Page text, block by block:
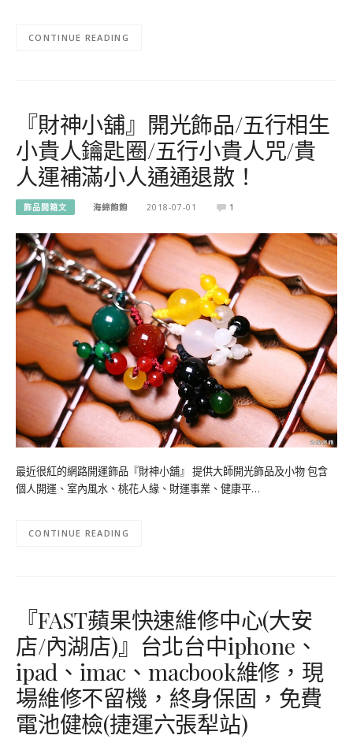
CONTINUE READING
『財神小舖』開光飾品/五行相生
小貴人鑰匙圈/五行小貴人咒/貴
人運補滿小人通通退散！
飾品開箱文 海綿飽飽 2018-07-01 1
最近很紅的網路開運飾品『財神小舖』 提供大師開光飾品及小物 包含
個人開運、室內風水、桃花人緣、財運事業、健康平…
CONTINUE READING
『FAST蘋果快速維修中心(大安
店/內湖店)』台北台中iphone、
ipad、imac、macbook維修，現
場維修不留機，終身保固，免費
電池健檢(捷運六張犁站)